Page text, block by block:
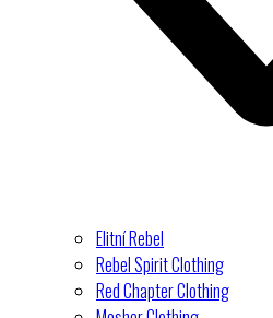
Elitní Rebel
Rebel Spirit Clothing
Red Chapter Clothing